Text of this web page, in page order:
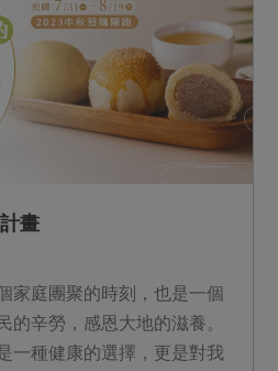
畫
家庭團聚的時刻，也是一個
的辛勞，感恩大地的滋養。
一種健康的選擇，更是對我